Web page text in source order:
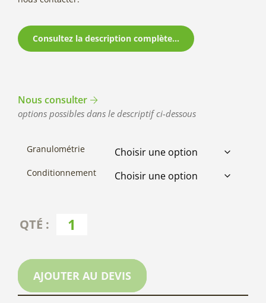
Consultez la description complète...
Nous consulter
options possibles dans le descriptif ci-dessous
Granulométrie
Conditionnement
AJOUTER AU DEVIS